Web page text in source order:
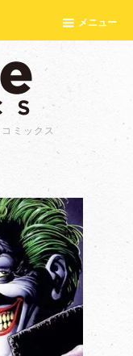
メニュー
ミックス